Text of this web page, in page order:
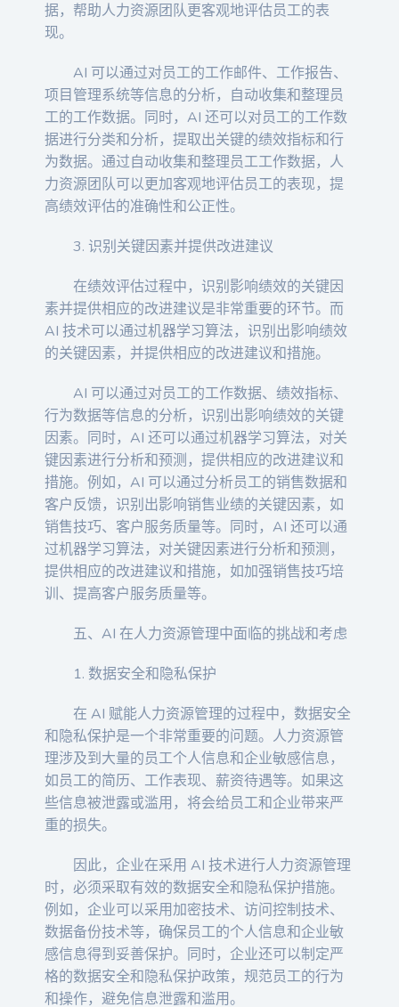
据，帮助人力资源团队更客观地评估员工的表
现。
AI 可以通过对员工的工作邮件、工作报告、
项目管理系统等信息的分析，自动收集和整理员
工的工作数据。同时，AI 还可以对员工的工作数
据进行分类和分析，提取出关键的绩效指标和行
为数据。通过自动收集和整理员工工作数据，人
力资源团队可以更加客观地评估员工的表现，提
高绩效评估的准确性和公正性。
3. 识别关键因素并提供改进建议
在绩效评估过程中，识别影响绩效的关键因
素并提供相应的改进建议是非常重要的环节。而
AI 技术可以通过机器学习算法，识别出影响绩效
的关键因素，并提供相应的改进建议和措施。
AI 可以通过对员工的工作数据、绩效指标、
行为数据等信息的分析，识别出影响绩效的关键
因素。同时，AI 还可以通过机器学习算法，对关
键因素进行分析和预测，提供相应的改进建议和
措施。例如，AI 可以通过分析员工的销售数据和
客户反馈，识别出影响销售业绩的关键因素，如
销售技巧、客户服务质量等。同时，AI 还可以通
过机器学习算法，对关键因素进行分析和预测，
提供相应的改进建议和措施，如加强销售技巧培
训、提高客户服务质量等。
五、AI 在人力资源管理中面临的挑战和考虑
1. 数据安全和隐私保护
在 AI 赋能人力资源管理的过程中，数据安全
和隐私保护是一个非常重要的问题。人力资源管
理涉及到大量的员工个人信息和企业敏感信息，
如员工的简历、工作表现、薪资待遇等。如果这
些信息被泄露或滥用，将会给员工和企业带来严
重的损失。
因此，企业在采用 AI 技术进行人力资源管理
时，必须采取有效的数据安全和隐私保护措施。
例如，企业可以采用加密技术、访问控制技术、
数据备份技术等，确保员工的个人信息和企业敏
感信息得到妥善保护。同时，企业还可以制定严
格的数据安全和隐私保护政策，规范员工的行为
和操作，避免信息泄露和滥用。